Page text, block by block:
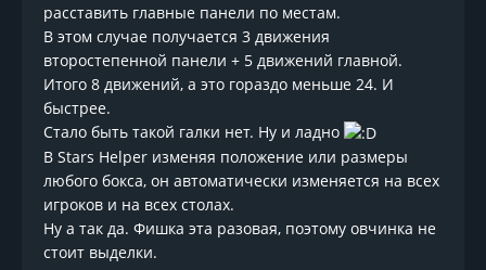
расставить главные панели по местам.
В этом случае получается 3 движения
второстепенной панели + 5 движений главной.
Итого 8 движений, а это гораздо меньше 24. И
быстрее.
Стало быть такой галки нет. Ну и ладно
В Stars Helper изменяя положение или размеры
любого бокса, он автоматически изменяется на всех
игроков и на всех столах.
Ну а так да. Фишка эта разовая, поэтому овчинка не
стоит выделки.